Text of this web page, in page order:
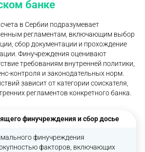
банке
в Сербии подразумевает
регламентам, включающим выбор
сбор документации и прохождение
Финучреждения оценивают
требованиям внутренней политики,
контроля и законодательных норм.
зависит от категории соискателя,
регламентов конкретного банка.
финучреждения и сбор досье
финучреждения
факторов, включающих